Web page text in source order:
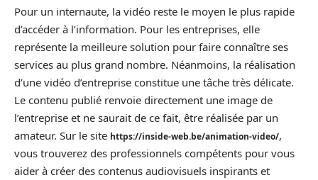
Pour un internaute, la vidéo reste le moyen le plus rapide
d’accéder à l’information. Pour les entreprises, elle
représente la meilleure solution pour faire connaître ses
services au plus grand nombre. Néanmoins, la réalisation
d’une vidéo d’entreprise constitue une tâche très délicate.
Le contenu publié renvoie directement une image de
l’entreprise et ne saurait de ce fait, être réalisée par un
amateur. Sur le site https://inside-web.be/animation-video/,
vous trouverez des professionnels compétents pour vous
aider à créer des contenus audiovisuels inspirants et